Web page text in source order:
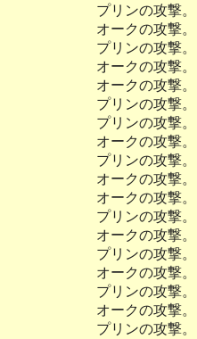
プリンの攻撃
オークの攻撃
プリンの攻撃
オークの攻撃
オークの攻撃
プリンの攻撃
プリンの攻撃
オークの攻撃
プリンの攻撃
オークの攻撃
オークの攻撃
プリンの攻撃
オークの攻撃
プリンの攻撃
オークの攻撃
プリンの攻撃
オークの攻撃
プリンの攻撃